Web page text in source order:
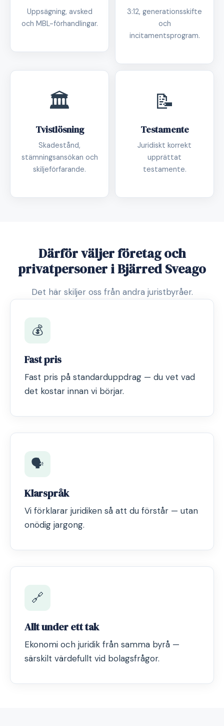
Uppsägning, avsked
och MBL-förhandlingar.
3:12, generationsskifte
och
incitamentsprogram.
🏛️
Tvistlösning
Skadestånd,
stämningsansökan och
skiljeförfarande.
📝
Testamente
Juridiskt korrekt
upprättat
testamente.
Därför väljer företag och
privatpersoner i Bjärred Sveago
Det här skiljer oss från andra juristbyråer.
💰
Fast pris
Fast pris på standarduppdrag — du vet vad
det kostar innan vi börjar.
🗣️
Klarspråk
Vi förklarar juridiken så att du förstår — utan
onödig jargong.
🔗
Allt under ett tak
Ekonomi och juridik från samma byrå —
särskilt värdefullt vid bolagsfrågor.